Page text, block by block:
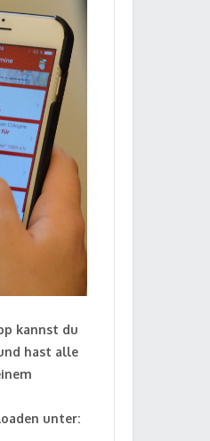
kannst du
hast alle
unter: